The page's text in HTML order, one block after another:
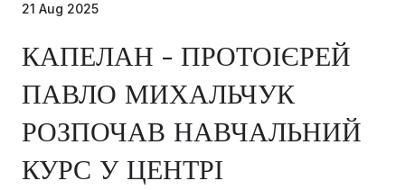
21 Aug 2025
КАПЕЛАН - ПРОТОІЄРЕЙ
ПАВЛО МИХАЛЬЧУК
РОЗПОЧАВ НАВЧАЛЬНИЙ
КУРС У ЦЕНТРІ